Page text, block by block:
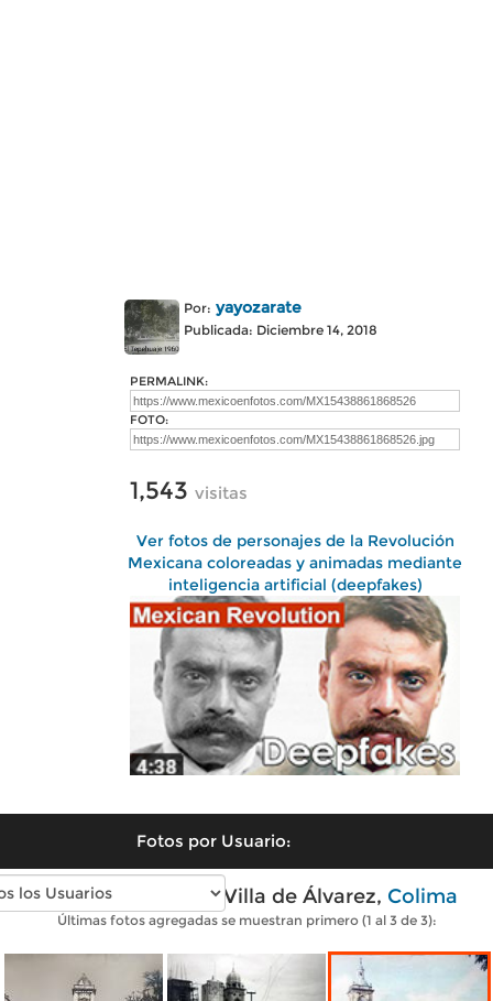
Por: yayozarate
Publicada: Diciembre 14, 2018
PERMALINK:
FOTO:
1,543 visitas
Ver fotos de personajes de la Revolución
Mexicana coloreadas y animadas mediante
inteligencia artificial (deepfakes)
Fotos por Usuario:
Fotos antiguas de Villa de Álvarez, Colima
Últimas fotos agregadas se muestran primero (1 al 3 de 3):